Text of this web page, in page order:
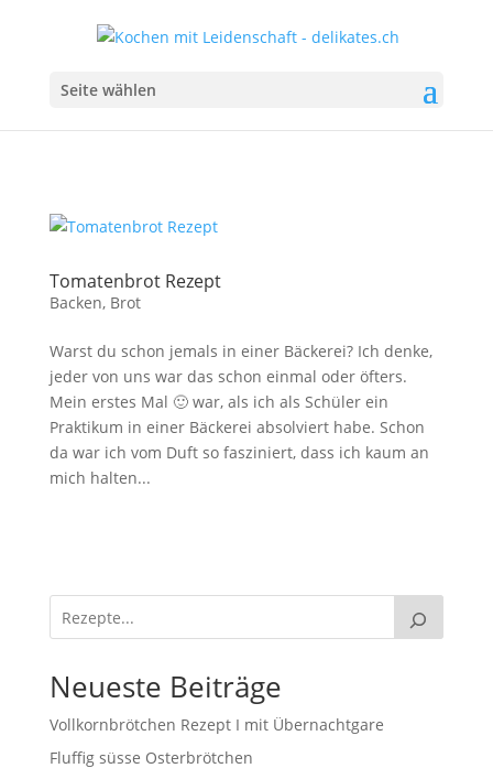
Seite wählen
Tomatenbrot Rezept
Backen, Brot
Warst du schon jemals in einer Bäckerei? Ich denke,
jeder von uns war das schon einmal oder öfters.
Mein erstes Mal 🙂 war, als ich als Schüler ein
Praktikum in einer Bäckerei absolviert habe. Schon
da war ich vom Duft so fasziniert, dass ich kaum an
mich halten...
Neueste Beiträge
Vollkornbrötchen Rezept I mit Übernachtgare
Fluffig süsse Osterbrötchen